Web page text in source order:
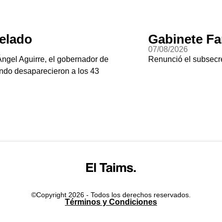
Fantasma
el subsecretario de seguridad de Culiacán
Jala-
06/08/2026
El chile
©Copyright 2026 - Todos los derechos reservados.
Términos y Condiciones